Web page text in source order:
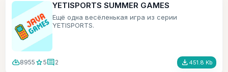
YETISPORTS SUMMER GAMES
Ещё одна весёленькая игра из серии
YETISPORTS.
cloud_download8955 star5comment2 file_download 451.8 Kb